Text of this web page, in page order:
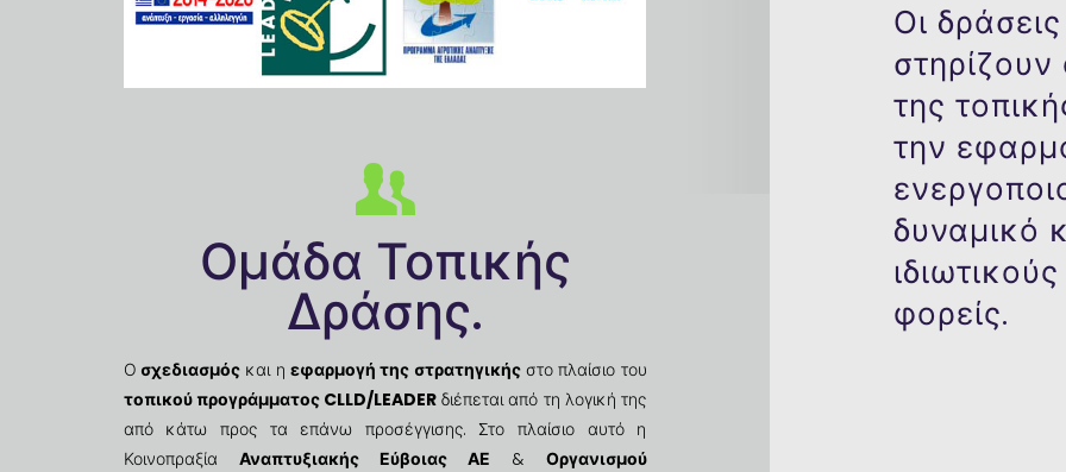
Ομάδα Τοπικής
Δράσης.
Ο σχεδιασμόςκαι η εφαρμογή της στρατηγικήςστο πλαίσιο του
τοπικού προγράμματος CLLD/LEADER διέπεται από τη λογική της
από κάτω προς τα επάνω προσέγγισης. Στο πλαίσιο αυτό η
Κοινοπραξία Αναπτυξιακής Εύβοιας ΑΕ & Οργανισμού
Οι
της
την
δυναμικό
φορείς.